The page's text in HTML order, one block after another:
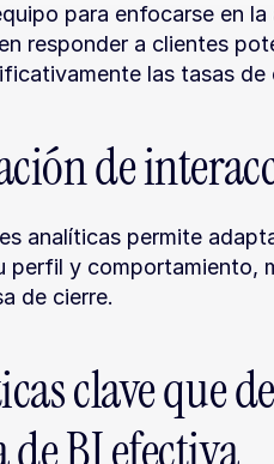
para enfocarse en
responder a clientes
las tasas de
de
analíticas permite
perfil y comportamiento,
de cierre.
clave que